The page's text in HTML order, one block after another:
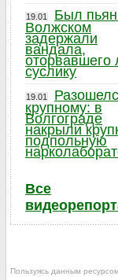
19.01
Был
Волжском
задержали
вандала,
оторвавшего
суслику
19.01
крупному: в
Волгограде
накрыли
подпольную
Все
Пользуясь данным